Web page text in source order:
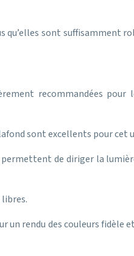
sont suffisamment
recommandées pour
sont excellents pour cet
de diriger la
un rendu des couleurs